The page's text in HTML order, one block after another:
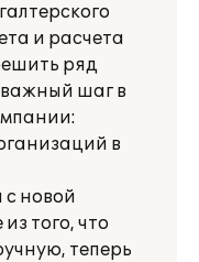
и расчета
ряд
важный шаг в
в
с новой
того, что
теперь